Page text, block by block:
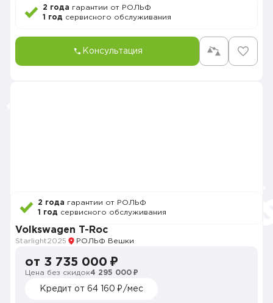
2 года гарантии от РОЛЬФ
1 год сервисного обслуживания
Консультация
2 года гарантии от РОЛЬФ
1 год сервисного обслуживания
Volkswagen T-Roc
Starlight2025 РОЛЬФ Вешки
от 3 735 000 ₽
Цена без скидок4 295 000 ₽
Кредит от 64 160 ₽/мес